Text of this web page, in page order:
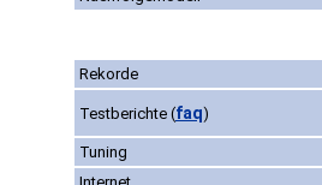
Rekorde
Testberichte (faq)
Tuning